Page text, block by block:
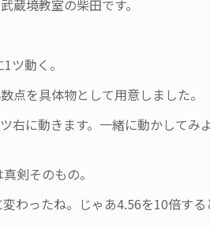
境教室の柴田です。
ツ動く。
点を具体物として用意しました。
右に動きます。一緒に動かして
剣そのもの。
変わったね。じゃあ4.56を10倍す